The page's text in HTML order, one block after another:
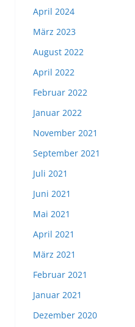
April 2024
März 2023
August 2022
April 2022
Februar 2022
Januar 2022
November 2021
September 2021
Juli 2021
Juni 2021
Mai 2021
April 2021
März 2021
Februar 2021
Januar 2021
Dezember 2020